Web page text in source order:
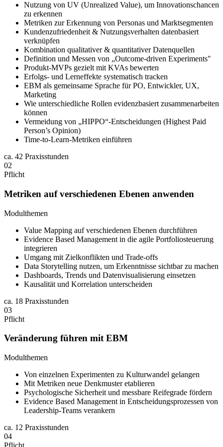
Nutzung von UV (Unrealized Value), um Innovationschancen
zu erkennen
Metriken zur Erkennung von Personas und Marktsegmenten
Kundenzufriedenheit & Nutzungsverhalten datenbasiert
verknüpfen
Kombination qualitativer & quantitativer Datenquellen
Definition und Messen von „Outcome-driven Experiments"
Produkt-MVPs gezielt mit KVAs bewerten
Erfolgs- und Lerneffekte systematisch tracken
EBM als gemeinsame Sprache für PO, Entwickler, UX,
Marketing
Wie unterschiedliche Rollen evidenzbasiert zusammenarbeiten
können
Vermeidung von „HIPPO“-Entscheidungen (Highest Paid
Person’s Opinion)
Time-to-Learn-Metriken einführen
ca. 42 Praxisstunden
02
Pflicht
Metriken auf verschiedenen Ebenen anwenden
Modulthemen
Value Mapping auf verschiedenen Ebenen durchführen
Evidence Based Management in die agile Portfoliosteuerung
integrieren
Umgang mit Zielkonflikten und Trade-offs
Data Storytelling nutzen, um Erkenntnisse sichtbar zu machen
Dashboards, Trends und Datenvisualisierung einsetzen
Kausalität und Korrelation unterscheiden
ca. 18 Praxisstunden
03
Pflicht
Veränderung führen mit EBM
Modulthemen
Von einzelnen Experimenten zu Kulturwandel gelangen
Mit Metriken neue Denkmuster etablieren
Psychologische Sicherheit und messbare Reifegrade fördern
Evidence Based Management in Entscheidungsprozessen von
Leadership-Teams verankern
ca. 12 Praxisstunden
04